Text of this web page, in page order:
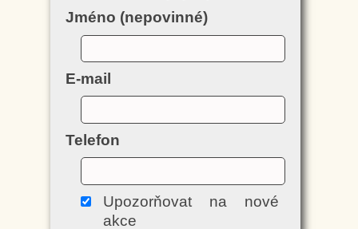
Jméno (nepovinné)
E-mail
Telefon
Upozorňovat na nové
akce